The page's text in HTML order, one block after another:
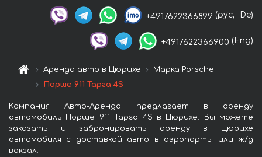
+4917622366899 (рус, De)
+4917622366900 (Eng)
Аренда авто в Цюрихе
Марка Porsche
Порше 911 Тарга 4S
Компания Авто-Аренда предлагает в аренду
автомобиль Порше 911 Тарга 4S в Цюрихе. Вы можете
заказать и забронировать аренду в Цюрихе
автомобиля с доставкой авто в аэропорты или ж/д
вокзал.